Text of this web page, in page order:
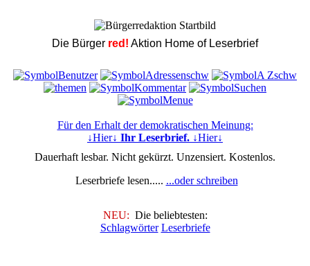
Die Bürger red! Aktion Home of Leserbrief
Für den Erhalt der demokratischen Meinung:
↓Hier↓ Ihr Leserbrief. ↓Hier↓
Dauerhaft lesbar. Nicht gekürzt. Unzensiert. Kostenlos.
Leserbriefe lesen..... ...oder schreiben
NEU: Die beliebtesten:
Schlagwörter Leserbriefe